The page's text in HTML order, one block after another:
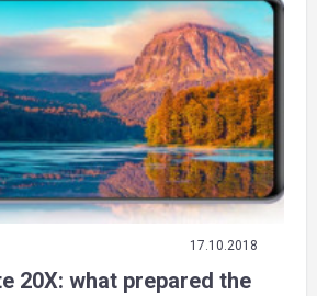
17.10.2018
20X: what prepared the